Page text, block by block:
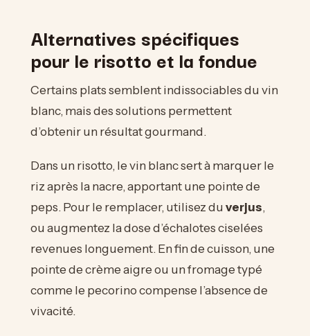
Alternatives spécifiques
pour le risotto et la fondue
Certains plats semblent indissociables du vin
blanc, mais des solutions permettent
d’obtenir un résultat gourmand.
Dans un risotto, le vin blanc sert à marquer le
riz après la nacre, apportant une pointe de
peps. Pour le remplacer, utilisez du verjus,
ou augmentez la dose d’échalotes ciselées
revenues longuement. En fin de cuisson, une
pointe de crème aigre ou un fromage typé
comme le pecorino compense l’absence de
vivacité.